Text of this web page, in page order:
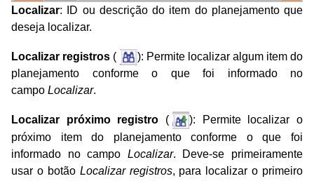
Localizar: ID ou descrição do item do planejamento que
deseja localizar.
Localizar registros (
): Permite localizar algum item do
planejamento conforme o que foi informado no
campo Localizar.
Localizar próximo registro (
): Permite localizar o
próximo item do planejamento conforme o que foi
informado no campo Localizar. Deve-se primeiramente
usar o botão Localizar registros, para localizar o primeiro